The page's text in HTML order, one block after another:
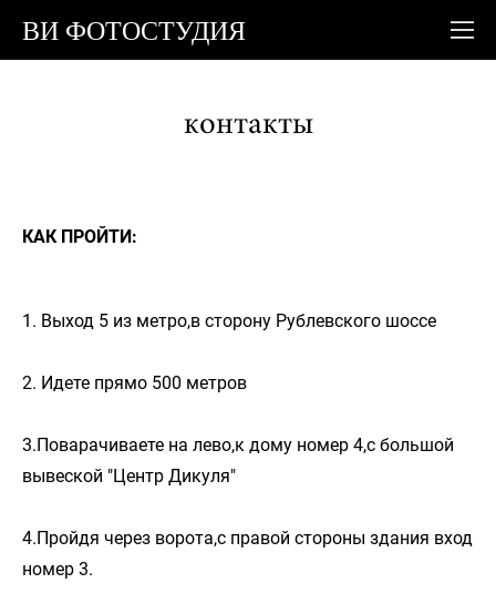
ВИ ФОТОСТУДИЯ
контакты
КАК ПРОЙТИ:
1. Выход 5 из метро,в сторону Рублевского шоссе
2. Идете прямо 500 метров
3.Поварачиваете на лево,к дому номер 4,с большой
вывеской "Центр Дикуля"
4.Пройдя через ворота,с правой стороны здания вход
номер 3.